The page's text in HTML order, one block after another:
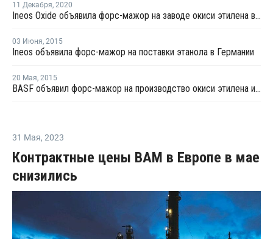
11 Декабря, 2020
Ineos Oxide объявила форс-мажор на заводе окиси этилена в Германии
03 Июня, 2015
Ineos объявила форс-мажор на поставки этанола в Германии
20 Мая, 2015
BASF объявил форс-мажор на производство окиси этилена и МЭГ в Европе
31 Мая, 2023
Контрактные цены ВAM в Европе в мае
снизились